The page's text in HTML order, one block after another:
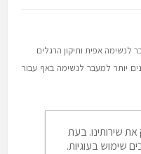
יותר למעבר לנשימה באף עבור
שירותינו. בעת
שימוש בעוגיות.